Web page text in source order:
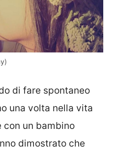
di fare spontaneo
una volta nella vita
con un bambino
dimostrato che